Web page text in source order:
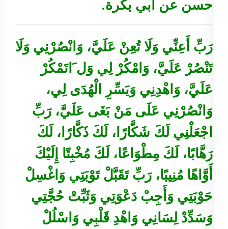
حسن عن أبي بكرة.
رَبِّ أَعِنِّي وَلَا تُعِنْ عَلَيَّ، وَانْصُرْنِي وَلَا
تَنْصُرْ عَلَيَّ، وَامْكُرْ لِي وَل َاتَمْكُرْ
عَلَيَّ، وَاهْدِنِي وَيَسِّرِ الْهُدَى لِي،
وَانْصُرْنِي عَلَى مَنْ بَغَى عَلَيَّ، رَبِّ
اجْعَلْنِي لَكَ شَكَّارًا، لَكَ ذَكَّارًا، لَكَ
رَهَّابًا، لَكَ مِطْوَاعًا، لَكَ مُخْبِتًا إِلَيْكَ
أَوَّاهًا مُنِيبًا، رَبِّ تَقَبَّلْ تَوْبَتِي وَاغْسِلْ
حَوْبَتِي وَأَجِبْ دَعْوَتِي وَثَبِّتْ حُجَّتِي
وَسَدِّدْ لِسَانِي وَاهْدِ قَلْبِي وَاسْلُلْ